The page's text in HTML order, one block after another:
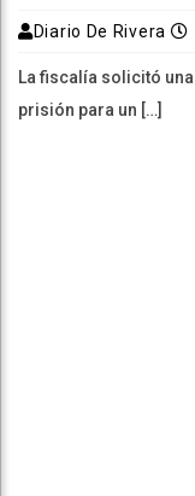
Diario De Rivera
La fiscalía solicitó
prisión para un […]